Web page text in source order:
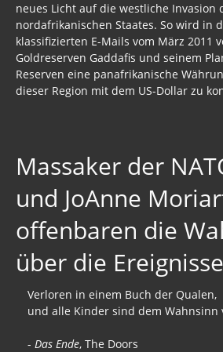
neues Licht auf die westliche Invasion
nordafrikanischen Staates. So wird in
klassifizierten E-Mails vom März 2011
Goldreserven Gaddafis und seinem
Reserven eine panafrikanische
dieser Region mit dem US-Dollar zu
Massaker der
und JoAnne
offenbaren die
über die
Verloren in einem Buch der Qualen,
und alle Kinder sind dem Wahnsinn
- Das Ende, The Doors